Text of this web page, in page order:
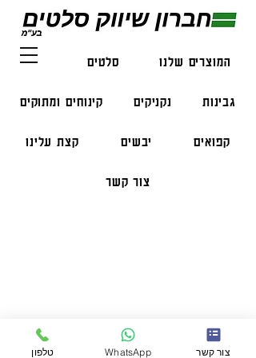
המוצרים שלנו סלטים דגים
גבינות נקניקים קינוחים ומתוקים
קפואים יבשים קצת עלינו
צור קשר
הזמנות בווצאפ:
050-47-57-365
051-296-2006
טלפון WhatsApp צור קשר